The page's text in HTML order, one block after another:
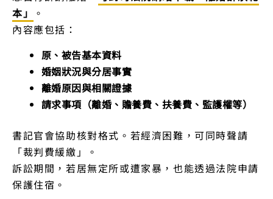
本」
。
內容應包括：
原、被告基本資料
婚姻狀況與分居事實
離婚原因與相關證據
請求事項（離婚、贍養費、扶養費、監護權等）
書記官會協助核對格式。若經濟困難，可同時聲請
「裁判費緩繳」。
訴訟期間，若居無定所或遭家暴，也能透過法院申請
保護住宿。